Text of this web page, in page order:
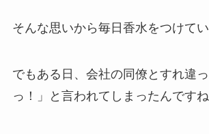
そんな思いから毎日香水をつけてい
でもある日、会社の同僚とすれ違
っ！」と言われてしまったんですね